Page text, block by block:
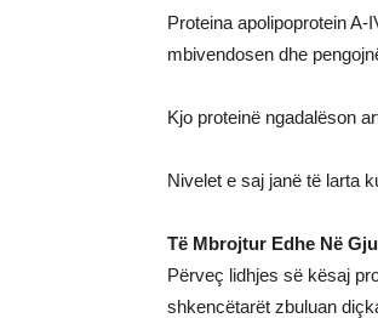
Proteina apolipoprotein
mbivendosen dhe
Kjo proteinë ngadalëson
Nivelet e saj janë të larta
Të Mbrojtur Edhe Në
Përveç lidhjes së kësaj
shkencëtarët zbuluan